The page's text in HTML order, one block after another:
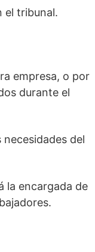
el tribunal.
empresa, o por
durante el
del
la encargada de